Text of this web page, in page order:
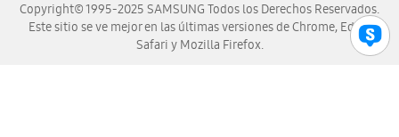
Copyright© 1995-2025 SAMSUNG Todos los Derechos Reservados.
Este sitio se ve mejor en las últimas versiones de Chrome, Edge,
Safari y Mozilla Firefox.